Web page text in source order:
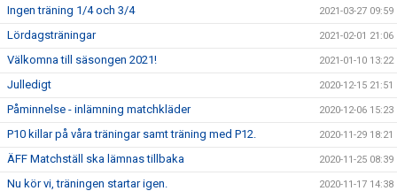
Ingen träning 1/4 och 3/4 2021-03-27 09:59
Lördagsträningar 2021-02-01 21:06
Välkomna till säsongen 2021! 2021-01-10 13:22
Julledigt 2020-12-15 21:51
Påminnelse - inlämning matchkläder 2020-12-06 15:23
P10 killar på våra träningar samt träning med P12. 2020-11-29 18:21
ÄFF Matchställ ska lämnas tillbaka 2020-11-25 08:39
Nu kör vi, träningen startar igen. 2020-11-17 14:38